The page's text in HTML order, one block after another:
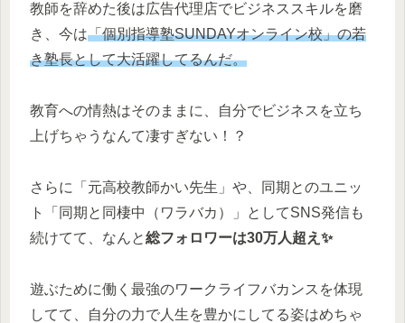
教師を辞めた後は広告代理店でビジネススキルを磨
き、今は「個別指導塾SUNDAYオンライン校」の若
き塾長として大活躍してるんだ。
教育への情熱はそのままに、自分でビジネスを立ち
上げちゃうなんて凄すぎない！？
さらに「元高校教師かい先生」や、同期とのユニッ
ト「同期と同棲中（ワラバカ）」としてSNS発信も
続けてて、なんと総フォロワーは30万人超え✨
遊ぶために働く最強のワークライフバカンスを体現
してて、自分の力で人生を豊かにしてる姿はめちゃ